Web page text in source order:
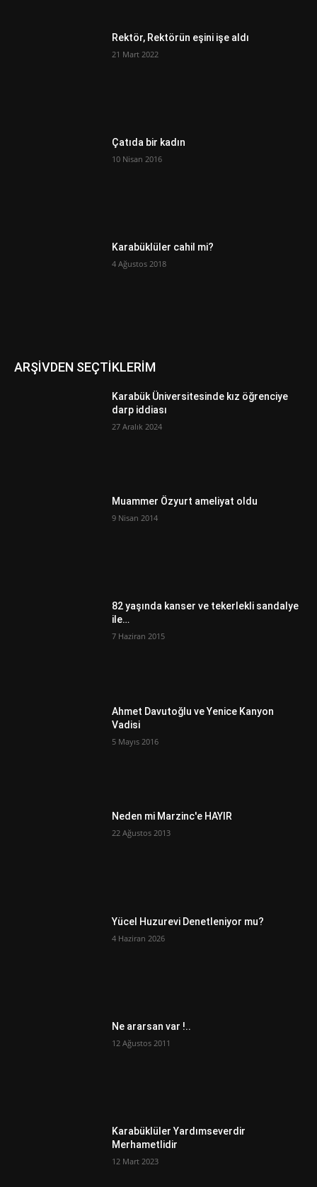
Rektör, Rektörün eşini işe aldı
21 Mart 2022
Çatıda bir kadın
10 Nisan 2016
Karabüklüler cahil mi?
4 Ağustos 2018
ARŞİVDEN SEÇTİKLERİM
Karabük Üniversitesinde kız öğrenciye
darp iddiası
27 Aralık 2024
Muammer Özyurt ameliyat oldu
9 Nisan 2014
82 yaşında kanser ve tekerlekli sandalye
ile…
7 Haziran 2015
Ahmet Davutoğlu ve Yenice Kanyon
Vadisi
5 Mayıs 2016
Neden mi Marzinc'e HAYIR
22 Ağustos 2013
Yücel Huzurevi Denetleniyor mu?
4 Haziran 2026
Ne ararsan var !..
12 Ağustos 2011
Karabüklüler Yardımseverdir
Merhametlidir
12 Mart 2023